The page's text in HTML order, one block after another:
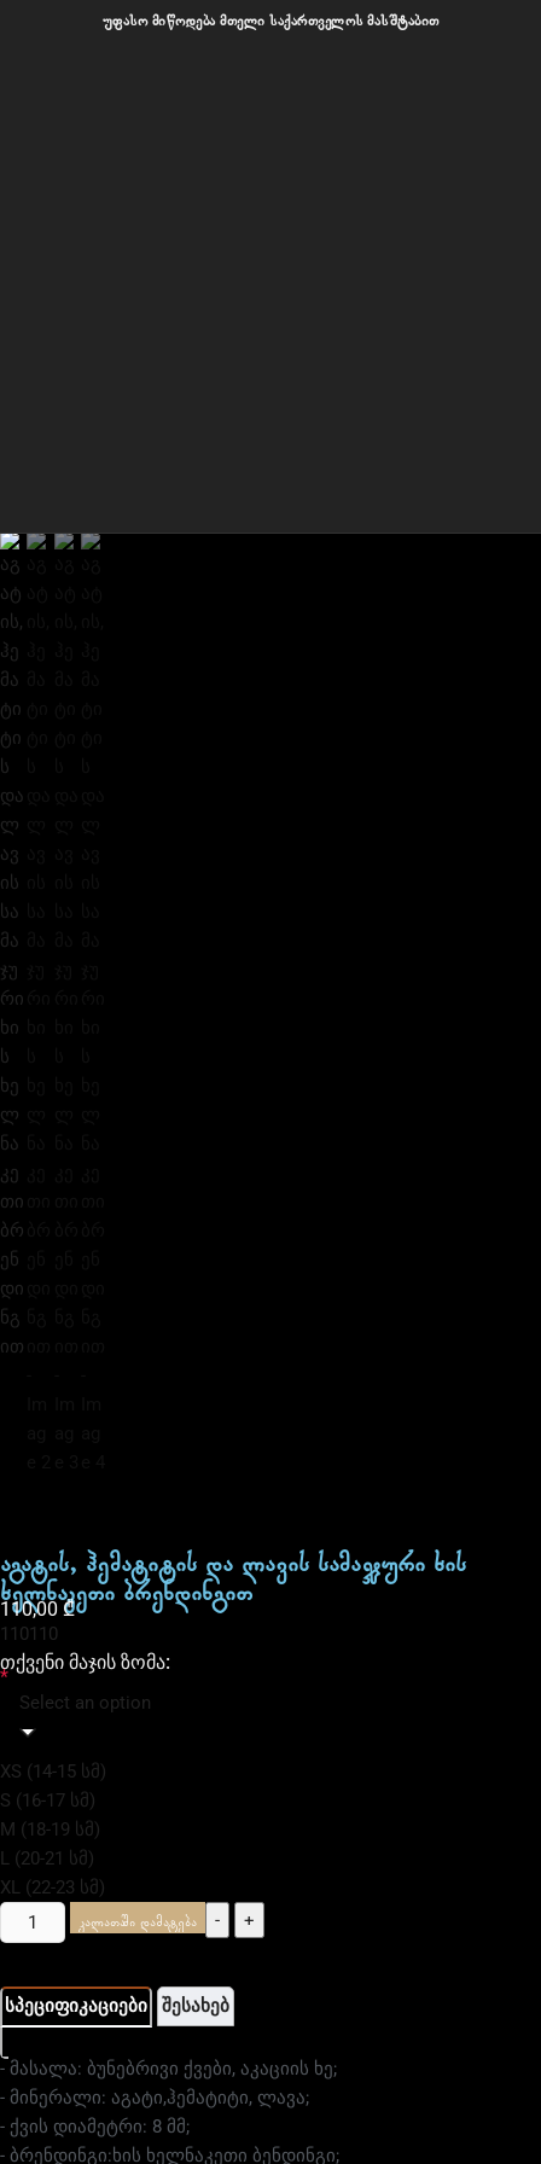
უფასო მიწოდება მთელი საქართველოს მასშტაბით
აგატის, ჰემატიტის და ლავის სამაჯური ხის
ხელნაკეთი ბრენდინგით
110,00 ₾
110110
თქვენი მაჯის ზომა:
*
Select an option
XS (14-15 სმ)
S (16-17 სმ)
M (18-19 სმ)
L (20-21 სმ)
XL (22-23 სმ)
-
+
კალათაში დამატება
სპეციფიკაციები შესახებ
- მასალა: ბუნებრივი ქვები, აკაციის ხე;
- მინერალი: აგატი,ჰემატიტი, ლავა;
- ქვის დიამეტრი: 8 მმ;
- ბრენდინგი:ხის ხელნაკეთი ბენდინგი;